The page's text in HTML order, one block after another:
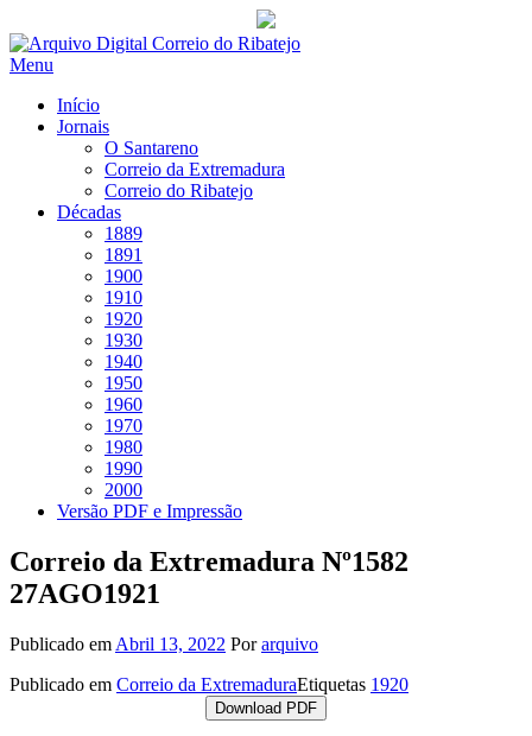
Saltar
para
Menu
Início
Jornais
O Santareno
Correio da Extremadura
Correio do Ribatejo
Décadas
1889
1891
1900
1910
1920
1930
1940
1950
1960
1970
1980
1990
2000
Versão PDF e Impressão
Correio da Extremadura Nº1582
27AGO1921
Publicado em Abril 13, 2022 Porarquivo
Publicado em Correio da ExtremaduraEtiquetas 1920
Download PDF